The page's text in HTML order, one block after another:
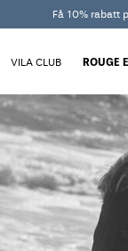
Få 10% rabatt
VILA CLUB ROUGE